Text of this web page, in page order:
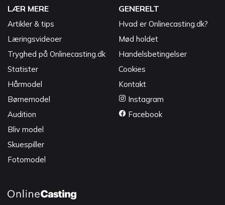
LÆR MERE
Artikler & tips
Læringsvideoer
Tryghed på Onlinecasting.dk
Statister
Hårmodel
Børnemodel
Audition
Bliv model
Skuespiller
Fotomodel
GENERELT
Hvad er Onlinecasting.dk?
Mød holdet
Handelsbetingelser
Cookies
Kontakt
Instagram
Facebook